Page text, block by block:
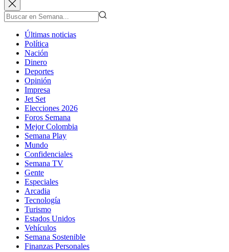
Últimas noticias
Política
Nación
Dinero
Deportes
Opinión
Impresa
Jet Set
Elecciones 2026
Foros Semana
Mejor Colombia
Semana Play
Mundo
Confidenciales
Semana TV
Gente
Especiales
Arcadia
Tecnología
Turismo
Estados Unidos
Vehículos
Semana Sostenible
Finanzas Personales